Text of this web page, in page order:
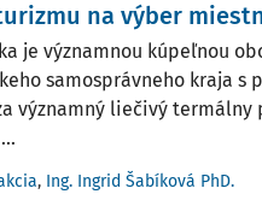
na výber
je významnou kúpeľnou
samosprávneho kraja s
významný liečivý
, Ing. Ingrid Šabíková PhD.